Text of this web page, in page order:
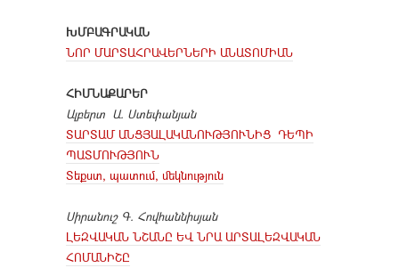
ԽՄԲԱԳՐԱԿԱՆ
ՆՈՐ ՄԱՐՏԱՀՐԱՎԵՐՆԵՐԻ ԱՆԱՏՈՄԻԱՆ
ՀԻՄՆԱՔԱՐԵՐ
Ալբերտ Ա. Ստեփանյան
ՏԱՐՏԱՄ ԱՆՑՅԱԼԱԿԱՆՈՒԹՅՈՒՆԻՑ ԴԵՊԻ
ՊԱՏՄՈՒԹՅՈՒՆ
Տեքստ, պատում, մեկնություն
Սիրանուշ Գ. Հովհաննիսյան
ԼԵԶՎԱԿԱՆ ՆՇԱՆԸ ԵՎ ՆՐԱ ԱՐՏԱԼԵԶՎԱԿԱՆ
ՀՈՄԱՆԻՇԸ